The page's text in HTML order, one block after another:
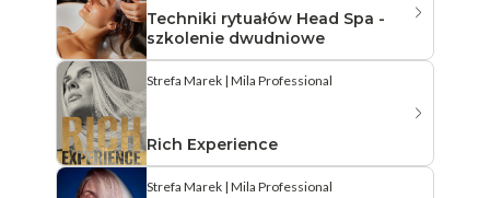
Techniki rytuałów Head Spa -
szkolenie dwudniowe
Strefa Marek | Mila Professional
Rich Experience
Strefa Marek | Mila Professional